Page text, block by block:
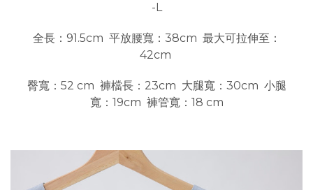
-L
全長：91.5cm 平放腰寬：38cm 最大可拉伸至：
42cm
臀寬：52 cm 褲檔長：23cm 大腿寬：30cm 小腿
寬：19cm 褲管寬：18 cm